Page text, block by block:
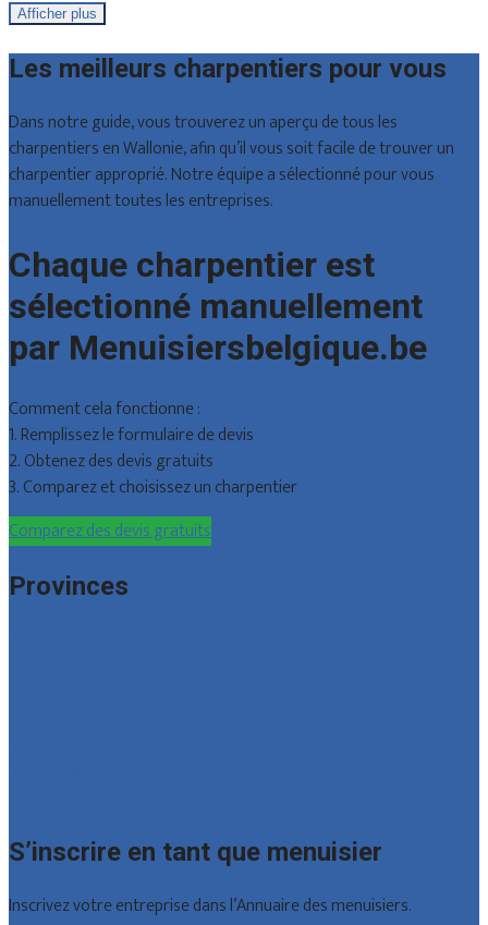
Afficher plus
Les meilleurs charpentiers pour vous
Dans notre guide, vous trouverez un aperçu de tous les
charpentiers en Wallonie, afin qu’il vous soit facile de trouver un
charpentier approprié. Notre équipe a sélectionné pour vous
manuellement toutes les entreprises.
Chaque charpentier est
sélectionné manuellement
par Menuisiersbelgique.be
Comment cela fonctionne :
1. Remplissez le formulaire de devis
2. Obtenez des devis gratuits
3. Comparez et choisissez un charpentier
Comparez des devis gratuits
Provinces
S’inscrire en tant que menuisier
Inscrivez votre entreprise dans l’Annuaire des menuisiers.